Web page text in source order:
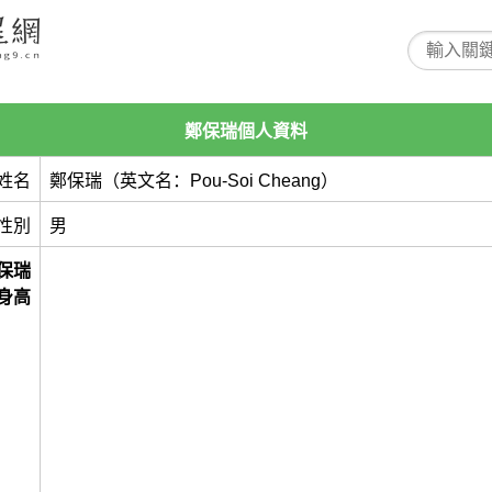
鄭保瑞個人資料
名 鄭保瑞（英文名：Pou-Soi Cheang）
別 男
瑞
高